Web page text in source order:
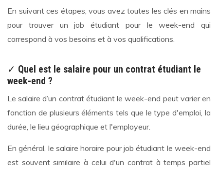
En suivant ces étapes, vous avez toutes les clés en mains
pour trouver un job étudiant pour le week-end qui
correspond à vos besoins et à vos qualifications.
✓ Quel est le salaire pour un contrat étudiant le
week-end ?
Le salaire d’un contrat étudiant le week-end peut varier en
fonction de plusieurs éléments tels que le type d'emploi, la
durée, le lieu géographique et l'employeur.
En général, le salaire horaire pour job étudiant le week-end
est souvent similaire à celui d'un contrat à temps partiel